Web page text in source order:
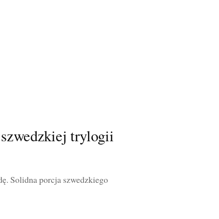
trylogii
Solidna porcja szwedzkiego